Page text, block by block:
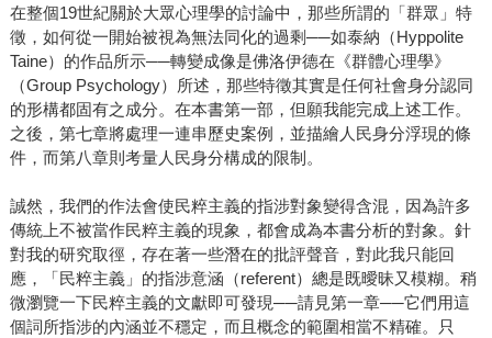
在整個19世紀關於大眾心理學的討論中，那些所謂的「群眾」特
徵，如何從一開始被視為無法同化的過剩──如泰納（Hyppolite
Taine）的作品所示──轉變成像是佛洛伊德在《群體心理學》
（Group Psychology）所述，那些特徵其實是任何社會身分認同
的形構都固有之成分。在本書第一部，但願我能完成上述工作。
之後，第七章將處理一連串歷史案例，並描繪人民身分浮現的條
件，而第八章則考量人民身分構成的限制。
誠然，我們的作法會使民粹主義的指涉對象變得含混，因為許多
傳統上不被當作民粹主義的現象，都會成為本書分析的對象。針
對我的研究取徑，存在著一些潛在的批評聲音，對此我只能回
應，「民粹主義」的指涉意涵（referent）總是既曖昧又模糊。稍
微瀏覽一下民粹主義的文獻即可發現──請見第一章──它們用這
個詞所指涉的內涵並不穩定，而且概念的範圍相當不精確。只